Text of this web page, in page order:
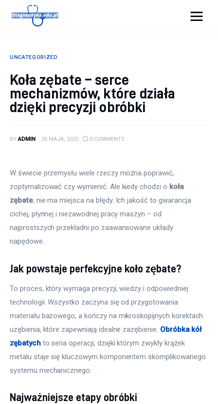
Diagnostyka.edu.pl
Profilaktyka
Sport
Zdrowie
UNCATEGORIZED
Koła zębate – serce
mechanizmów, które działa
dzięki precyzji obróbki
BY ADMIN 26 MAJA, 2025 0 COMMENTS
W świecie przemysłu wiele rzeczy można poprawić,
zoptymalizować czy wymienić. Ale kiedy chodzi o koła
zębate, nie ma miejsca na błędy. Ich jakość to gwarancja
cichej, płynnej i niezawodnej pracy maszyn – od
najprostszych przekładni po zaawansowane układy
napędowe.
Jak powstaje perfekcyjne koło zębate?
To proces, który wymaga precyzji, wiedzy i odpowiedniej
technologii. Wszystko zaczyna się od przygotowania
materiału bazowego, a kończy na mikroskopijnych korektach
uzębienia, które zapewniają idealne zazębienie. Obróbka kół
zębatych to seria operacji, dzięki którym zwykły krążek
metalu staje się kluczowym komponentem skomplikowanego
systemu mechanicznego.
Najważniejsze etapy obróbki